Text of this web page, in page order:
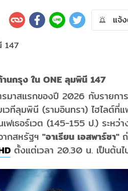
แจ้
นกรุง ใน ONE ลุมพินี 147
มาสแรกของปี 2026 กับรายการ
วทีลุมพินี (รามอินทรา) ไฮไลต์ที่
เธอร์เวต (145-155 ป.) ระหว่า
ากสหรัฐฯ "อาเรียน เอสพาร์ซา"
ตั้งแต่เวลา 20.30 น. เป็นต้นไ